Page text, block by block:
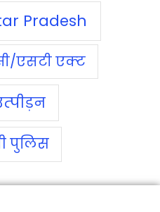
Pradesh
एसटी एक्‍ट
पुलिस